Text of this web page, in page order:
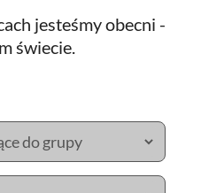
jesteśmy obecni -
świecie.